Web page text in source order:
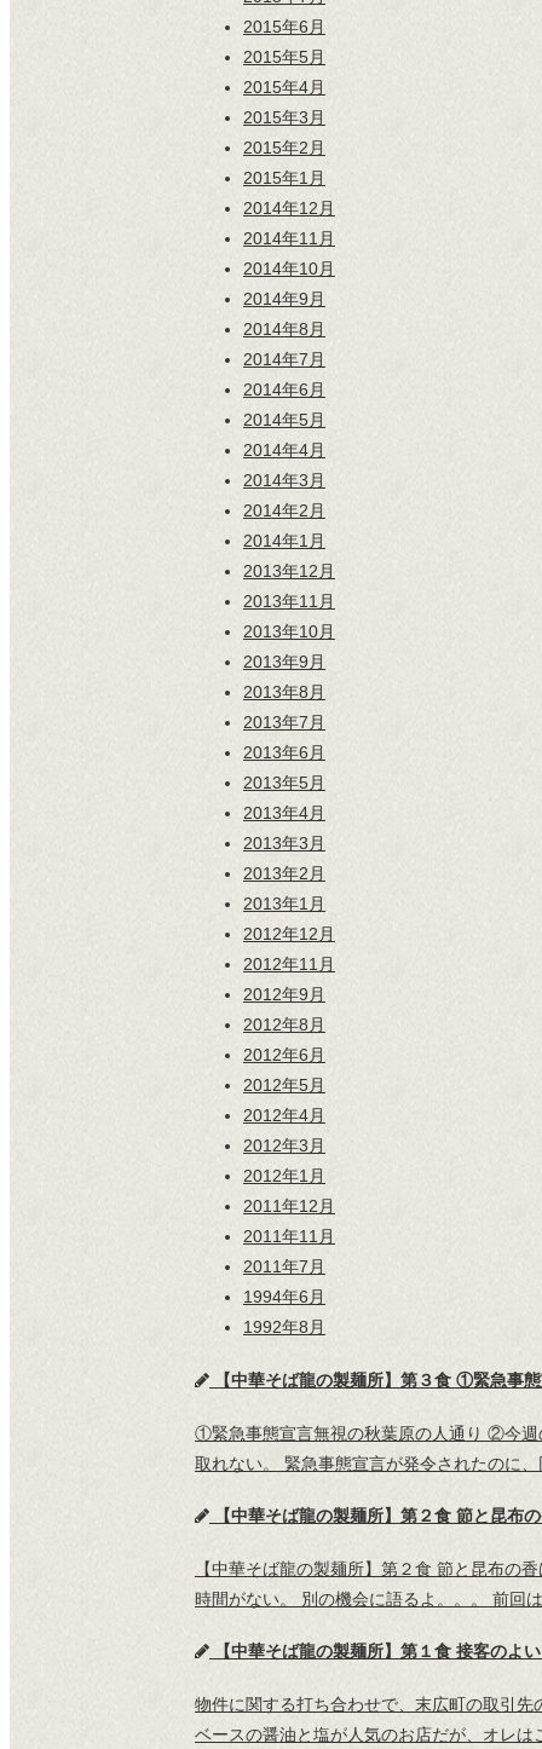
2015年6月
2015年5月
2015年4月
2015年3月
2015年2月
2015年1月
2014年12月
2014年11月
2014年10月
2014年9月
2014年8月
2014年7月
2014年6月
2014年5月
2014年4月
2014年3月
2014年2月
2014年1月
2013年12月
2013年11月
2013年10月
2013年9月
2013年8月
2013年7月
2013年6月
2013年5月
2013年4月
2013年3月
2013年2月
2013年1月
2012年12月
2012年11月
2012年9月
2012年8月
2012年6月
2012年5月
2012年4月
2012年3月
2012年1月
2011年12月
2011年11月
2011年7月
1994年6月
1992年8月
【中華そば龍の製麺所】第３食 ①緊急事
①緊急事態宣言無視の秋葉原の人通り ②今週
取れない。 緊急事態宣言が発令されたのに
【中華そば龍の製麺所】第２食 節と昆布
【中華そば龍の製麺所】第２食 節と昆布の
時間がない。 別の機会に語るよ。。。 前
【中華そば龍の製麺所】第１食 接客のよ
物件に関する打ち合わせで、末広町の取引
ベースの醤油と塩が人気のお店だが、オレ